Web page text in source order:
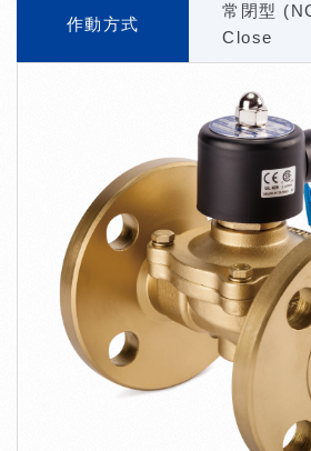
作動方式
常閉型
Close